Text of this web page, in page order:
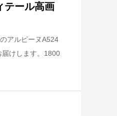
テール高画
アルピーヌA524
けします。1800